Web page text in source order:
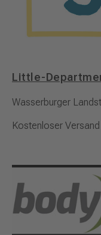
Little-
Wasserburger
Kostenloser